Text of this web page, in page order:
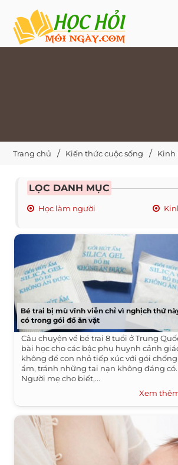
Trang chủ Kiến thức cuộc sống Kinh
LỌC DANH MỤC
Học làm người
Bé trai bị mù vĩnh viễn chỉ vì nghịch thứ
có trong gói đồ ăn vặt
Câu chuyện về bé trai 8 tuổi ở Trung
bài học cho các bậc phụ huynh cảnh
không để con nhỏ tiếp xúc với gói chống
ẩm, tránh những tai nạn không đáng có.
Người mẹ cho biết,...
Xem